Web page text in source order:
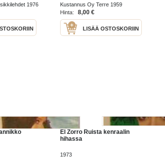
1976
Kustannus Oy Terre 1959
Hinta:
8,00 €
LISÄÄ OSTOSKORIIN
El Zorro Ruista kenraalin
hihassa
1973